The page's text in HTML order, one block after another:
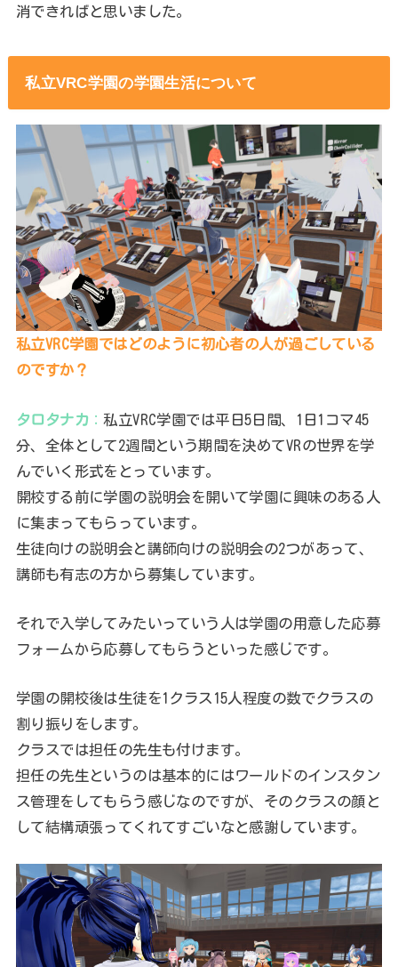
消できればと思いました。
私立VRC学園の学園生活について
私立VRC学園ではどのように初心者の人が過ごしている
のですか？
タロタナカ：私立VRC学園では平日5日間、1日1コマ45
分、全体として2週間という期間を決めてVRの世界を学
んでいく形式をとっています。
開校する前に学園の説明会を開いて学園に興味のある人
に集まってもらっています。
生徒向けの説明会と講師向けの説明会の2つがあって、
講師も有志の方から募集しています。
それで入学してみたいっていう人は学園の用意した応募
フォームから応募してもらうといった感じです。
学園の開校後は生徒を1クラス15人程度の数でクラスの
割り振りをします。
クラスでは担任の先生も付けます。
担任の先生というのは基本的にはワールドのインスタン
ス管理をしてもらう感じなのですが、そのクラスの顔と
して結構頑張ってくれてすごいなと感謝しています。